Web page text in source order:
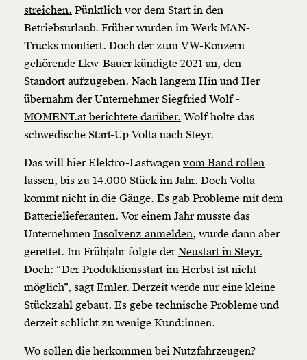
Veränderung
beginnt mit Dir!
WerdeFördermitgliedund wir können gemeinsam
unsere Wirtschaft so gestalten, dass sie für alle
funktioniert. Unsere Recherchen sind für alle frei im
Netz. Unabhängig und werbefrei. Und das wird auch
so bleiben. Kämpf’ mit uns für den Fortschritt und
unterstütze uns mit Deinem Mitgliedsbeitrag.
Du überweist lieber direkt?
Hier unsere IBAN: AT34 4300 0498 0007 6017
streichen. Pünktlich vor dem Start in den
Betriebsurlaub. Früher wurden im Werk MAN-
Trucks montiert. Doch der zum VW-Konzern
gehörende Lkw-Bauer kündigte 2021 an, den
Standort aufzugeben. Nach langem Hin und Her
übernahm der Unternehmer Siegfried Wolf -
MOMENT.at berichtete darüber. Wolf holte das
schwedische Start-Up Volta nach Steyr.
Das will hier Elektro-Lastwagen vom Band rollen
lassen, bis zu 14.000 Stück im Jahr. Doch Volta
kommt nicht in die Gänge. Es gab Probleme mit dem
Batterielieferanten. Vor einem Jahr musste das
Unternehmen Insolvenz anmelden, wurde dann aber
gerettet. Im Frühjahr folgte derNeustart in Steyr.
Doch: “Der Produktionsstart im Herbst ist nicht
möglich”, sagt Emler. Derzeit werde nur eine kleine
Stückzahl gebaut. Es gebe technische Probleme und
derzeit schlicht zu wenige Kund:innen.
Wo sollen die herkommen bei Nutzfahrzeugen?